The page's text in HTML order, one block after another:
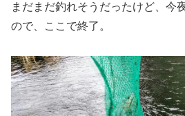
まだまだ釣れそうだったけど、今
ので、ここで終了。